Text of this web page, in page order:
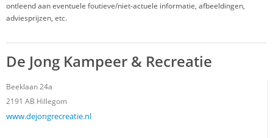
ontleend aan eventuele foutieve/niet-actuele informatie, afbeeldingen,
adviesprijzen, etc.
De Jong Kampeer & Recreatie
Beeklaan 24a
2191 AB Hillegom
www.dejongrecreatie.nl